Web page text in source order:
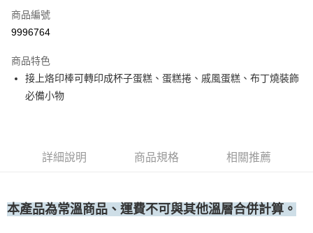
• 付款後全家取貨
• 付款後7-11取貨
每筆NT$60，滿NT$699(含以上)免運費
商品編號
9996764
商品特色
接上烙印棒可轉印成杯子蛋糕、蛋糕捲、戚風蛋糕、布丁燒裝飾
必備小物
詳細說明 商品規格 相關推薦
本產品為常溫商品、運費不可與其他溫層合併計算。